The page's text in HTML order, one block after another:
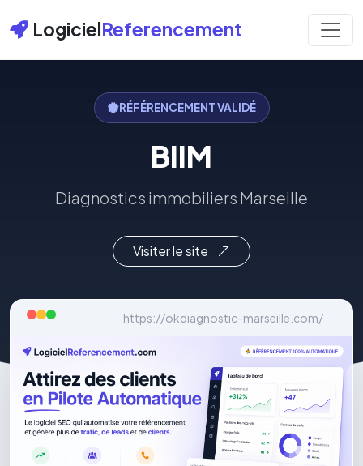
LogicielReferencement
RÉFÉRENCEMENT VALIDÉ
BIIM
Diagnostics immobiliers Marseille
Visiter le site
https://okdiagnostic-marseille.com/